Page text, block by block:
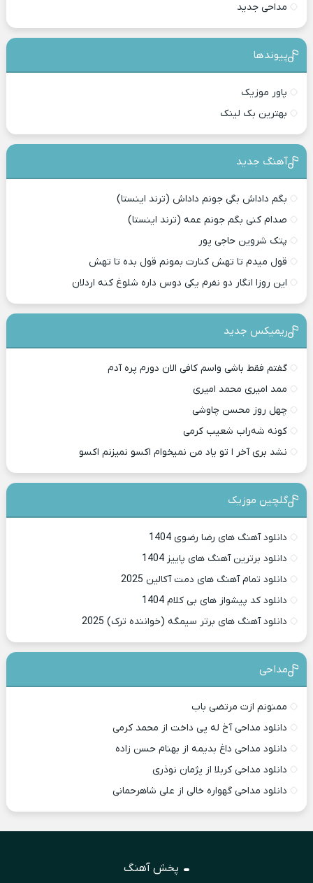
مداحی جدید
پیوندها
پاور موزیک
بهترین بک لینک
آهنگ جدید
بگم داداش بگی جونم داداش (ترند اینستا)
صدام کنی بگم جونم عمه (ترند اینستا)
پتک شروین حاجی پور
قول میدم تا تهش کنارت بمونم قول بده تا تهش
این روزا انگار دو نفرم یکی دوس داره شلوغ کنه اردلان
ریمیکس جدید
گفتم فقط باشی واسم کافی الان دورم پره آدم
ممد امیری محمد امیری
چهل روز محسن چاوشی
کونه شه‌راب شعیب کرمی
نشد بری آخر ا تو یاد من نمیخوام اکسو نمیزنم اکسو
گلچین موزیک
دانلود آهنگ های رضا رضوی 1404
دانلود برترین آهنگ های پاییز 1404
دانلود تمام آهنگ های دمت آکالین 2025
دانلود کد پیشواز های بی کلام 1404
دانلود آهنگ های برتر سیمگه (خواننده ترک) 2025
مداحی
ممنونم ازت مرتضی باب
دانلود مداحی آخ له پی داخت از محمد کرمی
دانلود مداحی داغ بدیمه از بهنام حسن زاده
دانلود مداحی کربلا از پژمان نوذری
دانلود مداحی گهواره خالی از علی شاهرحمانی
پخش آهنگ